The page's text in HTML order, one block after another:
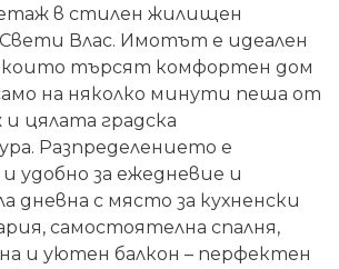
в стилен жилищен
Свети Влас. Имотът е идеален
които търсят комфортен дом
на няколко минути пеша от
цялата градска
Разпределението е
удобно за ежедневие и
дневна с място за кухненски
самостоятелна спалня,
и уютен балкон – перфектен